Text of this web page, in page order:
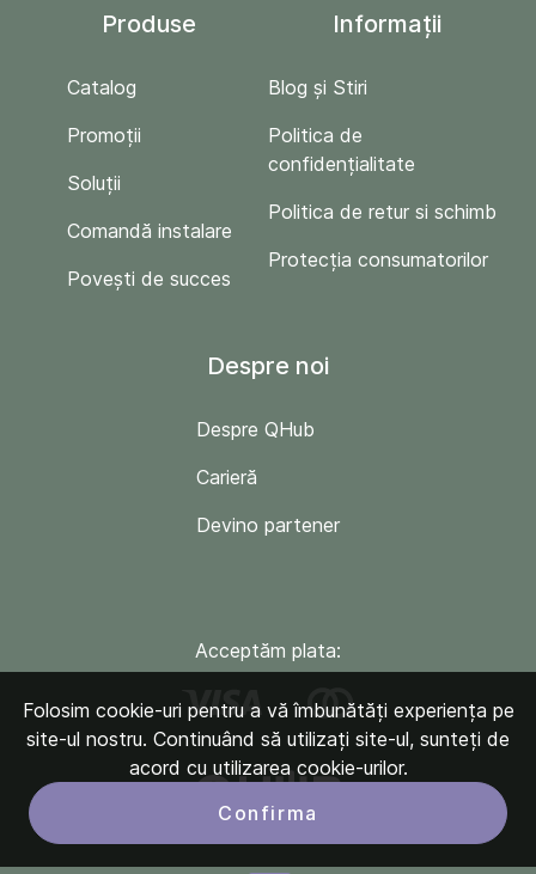
Produse
Catalog
Promoții
Soluții
Comandă instalare
Povești de succes
Informații
Blog și Stiri
Politica de
confidențialitate
Politica de retur si schimb
Protecția consumatorilor
Despre noi
Despre QHub
Carieră
Devino partener
Acceptăm plata:
Folosim cookie-uri pentru a vă îmbunătăți experiența pe
site-ul nostru. Continuând să utilizați site-ul, sunteți de
acord cu utilizarea cookie-urilor.
Confirma